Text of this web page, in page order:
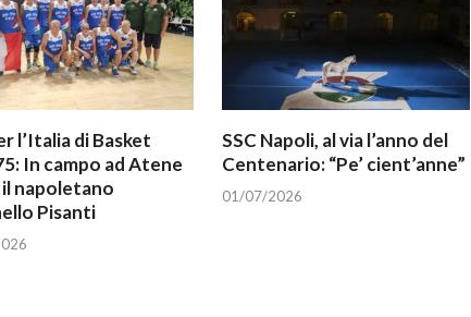
l’Italia di Basket
In campo ad Atene
il napoletano
Pisanti
SSC Napoli, al via l’anno del
Centenario: “Pe’ cient’anne”
01/07/2026